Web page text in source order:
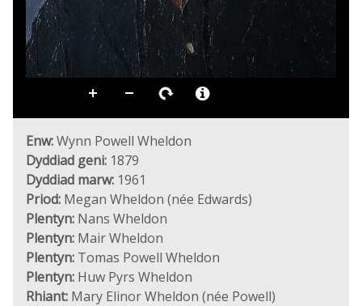
Enw:Wynn Powell Wheldon
Dyddiad geni: 1879
Dyddiad marw: 1961
Priod: Megan Wheldon (née Edwards)
Plentyn: Nans Wheldon
Plentyn: Mair Wheldon
Plentyn: Tomas Powell Wheldon
Plentyn: Huw Pyrs Wheldon
Rhiant: Mary Elinor Wheldon (née Powell)